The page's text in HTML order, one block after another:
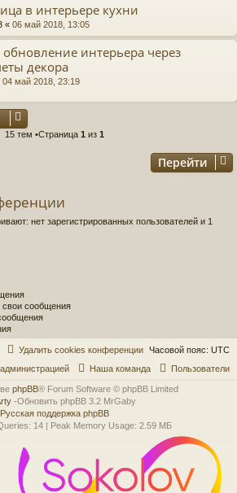
в интерьере кухни
« 06 май 2018, 13:05
интерьера через
декора
04 май 2018, 23:19
15 тем •Страница 1 из 1
Перейти
нет зарегистрированных пользователей и 1
свои сообщения
Часовой пояс: UTC
Удалить cookies конференции
Пользователи
Наша команда
phpBB® Forum Software © phpBB Limited
-Обновить phpBB 3.2 MrGaby
Русская поддержка phpBB
14| Peak Memory Usage: 2.59 МБ